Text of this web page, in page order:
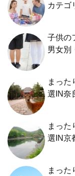
カテゴ
子供の
男女別
まった
選IN奈
まった
選IN京
まった